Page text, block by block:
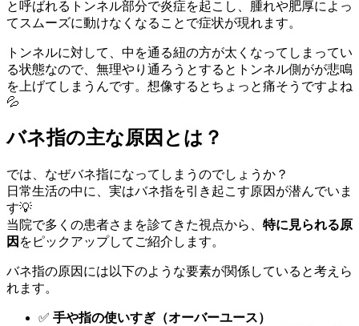
と呼ばれるトンネル部分で炎症を起こし、腫れや肥厚によっ
てスムーズに動けなくなることで症状が現れます。
トンネルに対して、中を通る紐の方が太くなってしまってい
る状態なので、無理やり通ろうとするとトンネル側がが悲鳴
を上げてしまうんです。想像するとちょっと痛そうですよね
💦
バネ指の主な原因とは？
では、なぜバネ指になってしまうのでしょうか？
日常生活の中に、実はバネ指を引き起こす原因が潜んでいま
す💡
当院で多くの患者さまを診てきた視点から、 特に見られる原
因 をピックアップしてご紹介します。
バネ指の原因には以下のような要素が関係していると考えら
れます。
✅ 手や指の使いすぎ（オーバーユース）